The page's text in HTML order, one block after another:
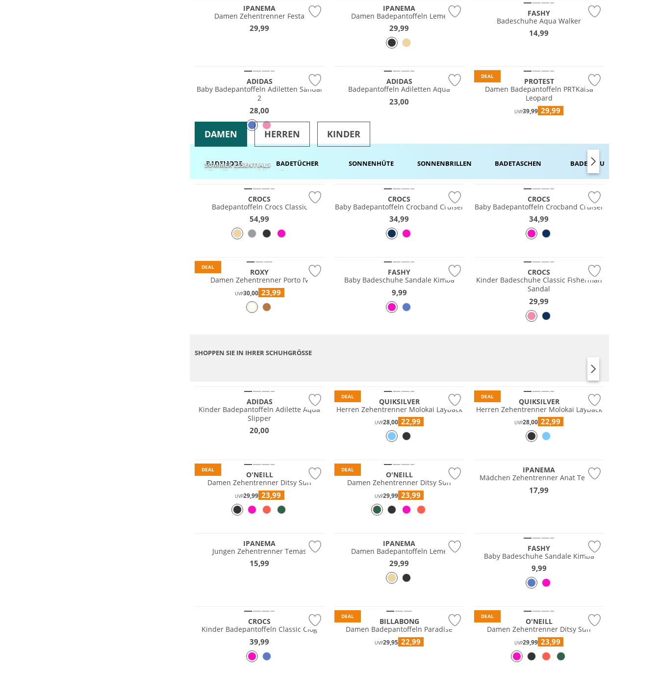
IPANEMA
Damen Zehentrenner Festa
29,99
IPANEMA
Damen Badepantoffeln Leme
29,99
FASHY
Badeschuhe Aqua Walker
14,99
ADIDAS
Baby Badepantoffeln Adiletten Sandal
2
28,00
ADIDAS
Badepantoffeln Adiletten Aqua
23,00
DEAL
PROTEST
Damen Badepantoffeln PRTKaisa
Leopard
UVP39,99 29,99
SUMMER ESSENTIALS
Alles für den perfekten Sommer
DAMEN HERREN KINDER
BADE­MODE BADE­­TÜCHER SONNEN­­HÜTE SONNEN­­BRILLEN BADE­­TASCHEN BADE­SCHUHE
CROCS
Badepantoffeln Crocs Classic
54,99
CROCS
Baby Badepantoffeln Crocband Cruiser
34,99
CROCS
Baby Badepantoffeln Crocband Cruiser
34,99
DEAL
ROXY
Damen Zehentrenner Porto IV
UVP30,00 23,99
FASHY
Baby Badeschuhe Sandale Kimba
9,99
CROCS
Kinder Badeschuhe Classic Fisherman
Sandal
29,99
SHOPPEN SIE IN IHRER SCHUHGRÖSSE
ADIDAS
Kinder Badepantoffeln Adilette Aqua
Slipper
20,00
DEAL
QUIKSILVER
Herren Zehentrenner Molokai Layback
UVP28,00 22,99
DEAL
QUIKSILVER
Herren Zehentrenner Molokai Layback
UVP28,00 22,99
DEAL
O'NEILL
Damen Zehentrenner Ditsy Sun
UVP29,99 23,99
DEAL
O'NEILL
Damen Zehentrenner Ditsy Sun
UVP29,99 23,99
IPANEMA
Mädchen Zehentrenner Anat Temas
17,99
IPANEMA
Jungen Zehentrenner Temas
15,99
IPANEMA
Damen Badepantoffeln Leme
29,99
FASHY
Baby Badeschuhe Sandale Kimba
9,99
CROCS
Kinder Badepantoffeln Classic Clog
39,99
DEAL
BILLABONG
Damen Badepantoffeln Paradise
UVP29,95 22,99
DEAL
O'NEILL
Damen Zehentrenner Ditsy Sun
UVP29,99 23,99